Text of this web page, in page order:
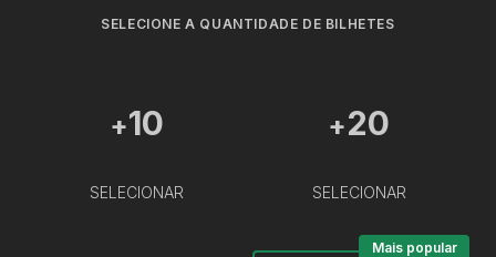
SELECIONE A QUANTIDADE DE BILHETES
+10
SELECIONAR
+20
SELECIONAR
Mais popular